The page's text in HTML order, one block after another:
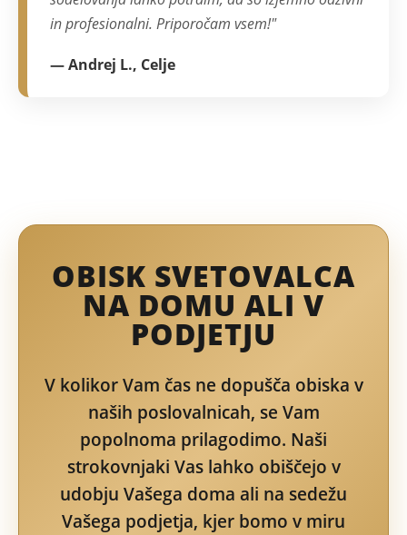
in profesionalni. Priporočam vsem!"
— Andrej L., Celje
OBISK SVETOVALCA
NA DOMU ALI V
PODJETJU
V kolikor Vam čas ne dopušča obiska v
naših poslovalnicah, se Vam
popolnoma prilagodimo. Naši
strokovnjaki Vas lahko obiščejo v
udobju Vašega doma ali na sedežu
Vašega podjetja, kjer bomo v miru